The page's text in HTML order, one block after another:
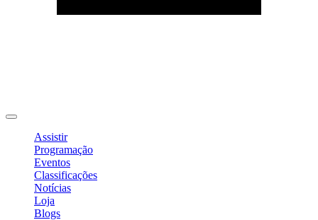
Assistir
Programação
Eventos
Classificações
Notícias
Loja
Blogs